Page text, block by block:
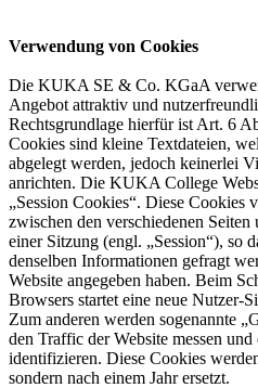
Verwendung von Cookies
Die KUKA SE & Co. KGaA
Angebot attraktiv und
Rechtsgrundlage hierfür ist Art. 6
Cookies sind kleine Textdateien,
abgelegt werden, jedoch keinerlei
anrichten. Die KUKA College
„Session Cookies“. Diese Cookies
zwischen den verschiedenen Seiten
einer Sitzung (engl. „Session“), so
denselben Informationen gefragt
Website angegeben haben. Beim
Browsers startet eine neue Nutzer-
Zum anderen werden sogenannte
den Traffic der Website messen
identifizieren. Diese Cookies
sondern nach einem Jahr ersetzt.